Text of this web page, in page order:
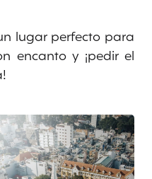
lugar perfecto para
encanto y ¡pedir el